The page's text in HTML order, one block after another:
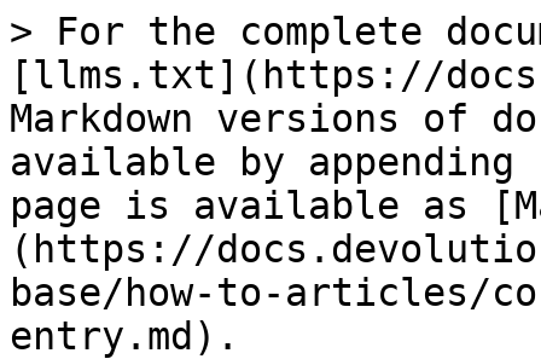
> For the complete
[llms.txt](https://
Markdown versions of
available by
page is available as
(https://
base/how-to-articles/
entry.md).